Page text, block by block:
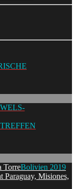
WELS-
Bolivien 2019